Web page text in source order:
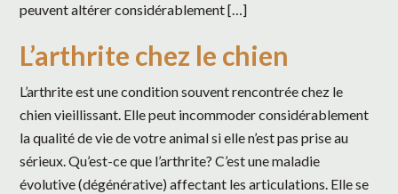
peuvent altérer considérablement […]
L’arthrite chez le chien
L’arthrite est une condition souvent rencontrée chez le
chien vieillissant. Elle peut incommoder considérablement
la qualité de vie de votre animal si elle n’est pas prise au
sérieux. Qu’est-ce que l’arthrite? C’est une maladie
évolutive (dégénérative) affectant les articulations. Elle se